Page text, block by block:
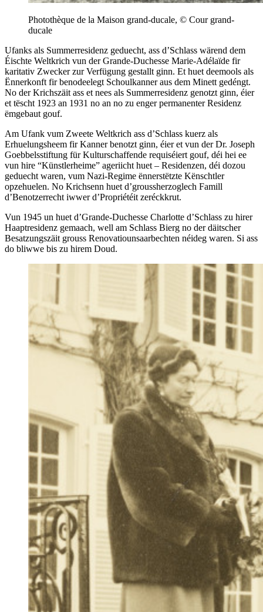
Photothèque de la Maison grand-ducale, © Cour grand-
ducale
Ufanks als Summerresidenz geduecht, ass d’Schlass wärend dem
Éischte Weltkrich vun der Grande-Duchesse Marie-Adélaïde fir
karitativ Zwecker zur Verfügung gestallt ginn. Et huet deemools als
Ënnerkonft fir benodeelegt Schoulkanner aus dem Minett gedéngt.
No der Krichszäit ass et nees als Summerresidenz genotzt ginn, éier
et tëscht 1923 an 1931 no an no zu enger permanenter Residenz
ëmgebaut gouf.
Am Ufank vum Zweete Weltkrich ass d’Schlass kuerz als
Erhuelungsheem fir Kanner benotzt ginn, éier et vun der Dr. Joseph
Goebbelsstiftung für Kulturschaffende requiséiert gouf, déi hei ee
vun hire “Künstlerheime” ageriicht huet – Residenzen, déi dozou
geduecht waren, vum Nazi-Regime ënnerstëtzte Kënschtler
opzehuelen. No Krichsenn huet d’groussherzoglech Famill
d’Benotzerrecht iwwer d’Propriétéit zeréckkrut.
Vun 1945 un huet d’Grande-Duchesse Charlotte d’Schlass zu hirer
Haaptresidenz gemaach, well am Schlass Bierg no der däitscher
Besatzungszäit grouss Renovatiounsaarbechten néideg waren. Si ass
do bliwwe bis zu hirem Doud.